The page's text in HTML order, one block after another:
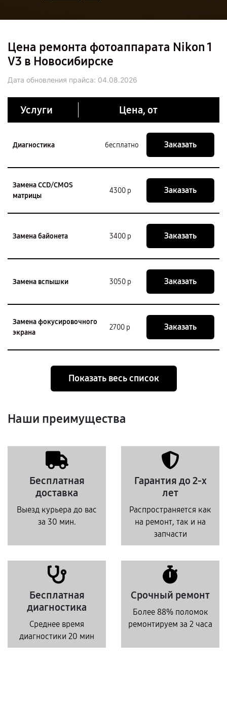
Цена ремонта фотоаппарата Nikon 1
V3 в Новосибирске
Дата обновления прайса: 04.08.2026
Услуги Цена, от
Диагностика бесплатно Заказать
Замена CCD/CMOS
матрицы
4300 р Заказать
Замена байонета 3400 р Заказать
Замена вспышки 3050 р Заказать
Замена фокусировочного
экрана
2700 р Заказать
Показать весь список
Наши преимущества
Бесплатная
доставка
Выезд курьера до вас
за 30 мин.
Гарантия до 2-х
лет
Распространяется как
на ремонт, так и на
запчасти
Бесплатная
диагностика
Среднее время
диагностики 20 мин
Срочный ремонт
Более 88% поломок
ремонтируем за 2 часа